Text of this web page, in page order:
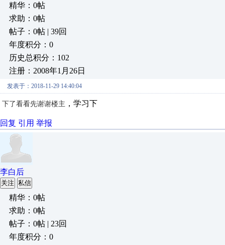
精华：0帖
求助：0帖
帖子：0帖 | 39回
年度积分：0
历史总积分：102
注册：2008年1月26日
发表于：2018-11-29 14:40:04
下了看看先谢谢楼主 ，学习下
回复 引用 举报
李白后
关注 私信
精华：0帖
求助：0帖
帖子：0帖 | 23回
年度积分：0